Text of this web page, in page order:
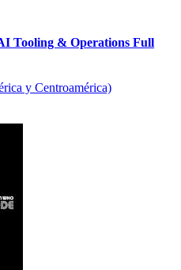
Tooling & Operations Full
y Centroamérica)